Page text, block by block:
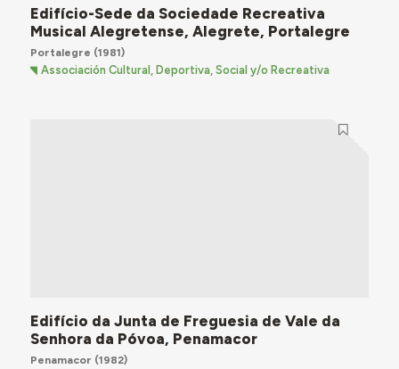
Edifício-Sede da Sociedade Recreativa
Musical Alegretense, Alegrete, Portalegre
Portalegre (1981)
Associación Cultural, Deportiva, Social y/o Recreativa
Edifício da Junta de Freguesia de Vale da
Senhora da Póvoa, Penamacor
Penamacor (1982)